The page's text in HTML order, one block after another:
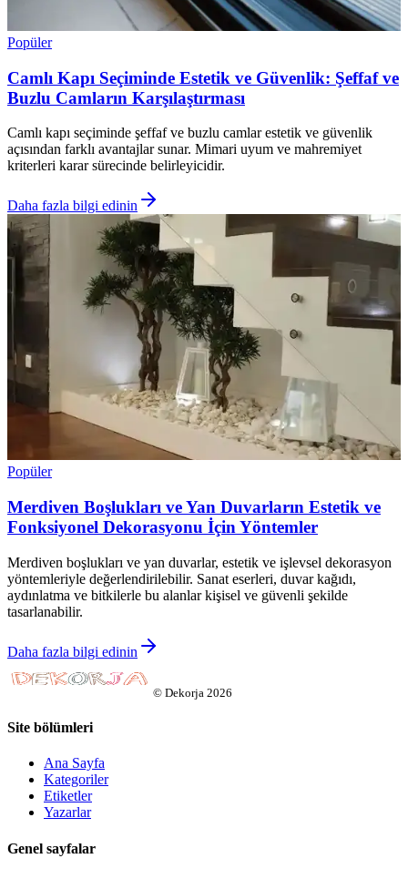
Popüler
Camlı Kapı Seçiminde Estetik ve Güvenlik: Şeffaf ve
Buzlu Camların Karşılaştırması
Camlı kapı seçiminde şeffaf ve buzlu camlar estetik ve güvenlik
açısından farklı avantajlar sunar. Mimari uyum ve mahremiyet
kriterleri karar sürecinde belirleyicidir.
Daha fazla bilgi edinin
Popüler
Merdiven Boşlukları ve Yan Duvarların Estetik ve
Fonksiyonel Dekorasyonu İçin Yöntemler
Merdiven boşlukları ve yan duvarlar, estetik ve işlevsel dekorasyon
yöntemleriyle değerlendirilebilir. Sanat eserleri, duvar kağıdı,
aydınlatma ve bitkilerle bu alanlar kişisel ve güvenli şekilde
tasarlanabilir.
Daha fazla bilgi edinin
© Dekorja 2026
Site bölümleri
Ana Sayfa
Kategoriler
Etiketler
Yazarlar
Genel sayfalar